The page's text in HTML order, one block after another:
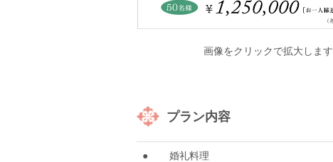
画像をクリックで拡大します
プラン内容
● 婚礼料理